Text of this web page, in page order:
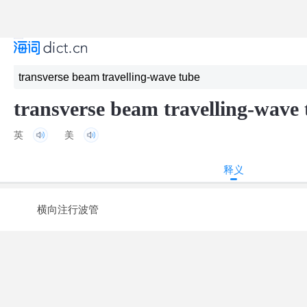
transverse beam travelling-wave
英 美
释义
横向注行波管